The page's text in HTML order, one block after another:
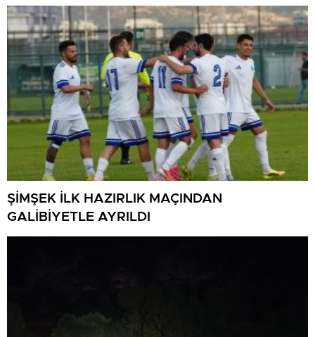
ŞİMŞEK İLK HAZIRLIK MAÇINDAN
GALİBİYETLE AYRILDI